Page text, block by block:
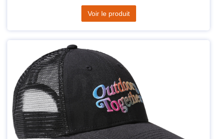
Voir le produit